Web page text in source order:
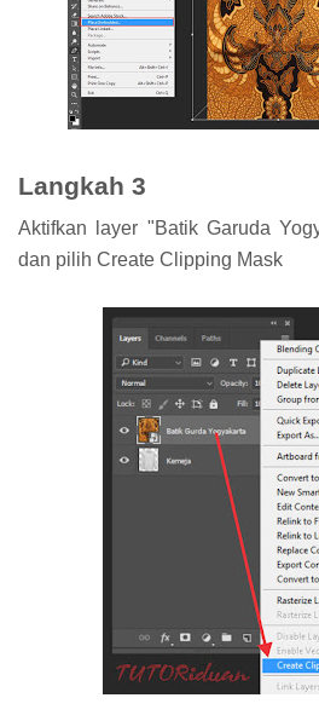
Langkah 3
Aktifkan layer "Batik Garuda
dan pilih Create Clipping Mask